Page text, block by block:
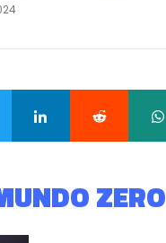
ZERO